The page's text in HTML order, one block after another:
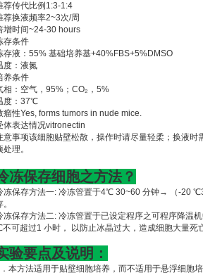
荐传代比例1:3-1:4
荐换液频率2~3次/周
增时间~24-30 hours
存条件
存液：55% 基础培养基+40%FBS+5%DMSO
度：液氮
养条件
相：空气，95%；CO₂，5%
度：37℃
瘤性Yes, forms tumors in nude mice.
体表达情况vitronectin
意事项该细胞贴壁松散，操作时请尽量轻柔；换液
处理。
冻保存细胞之方法？
冻保存方法一: 冷冻管置于4℃ 30~60 分钟→ （-20
冻保存方法二: 冷冻管置于已设定程序之可程序降
可超过1 小时， 以防止冰晶过大，造成细胞大量死
验要点及说明：
本方法适用于贴壁细胞培养，而不适用于悬浮细胞